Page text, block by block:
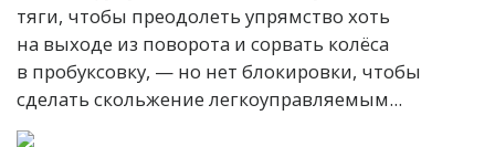
тяги, чтобы преодолеть упрямство хоть
на выходе из поворота и сорвать колёса
в пробуксовку, — но нет блокировки, чтобы
сделать скольжение легкоуправляемым...